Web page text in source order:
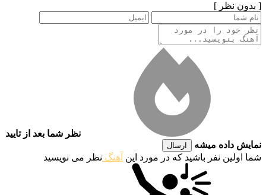
[ بدون نظر ]
نظر شما بعد از تایید
نمایش داده میشه
ارسال
شما اولین نفر باشید که در مورد این آهنگ نظر می نویسید